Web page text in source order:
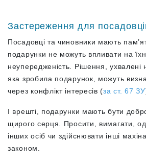
Застереження для
Посадовці та чиновники мають
подарунки не можуть впливати на
неупередженість. Рішення,
яка зробила подарунок, можуть
через конфлікт інтересів (за ст. 67 ЗУ
І врешті, подарунки мають бути
щирого серця. Просити, вимагати,
інших осіб чи здійснювати інші
законом.